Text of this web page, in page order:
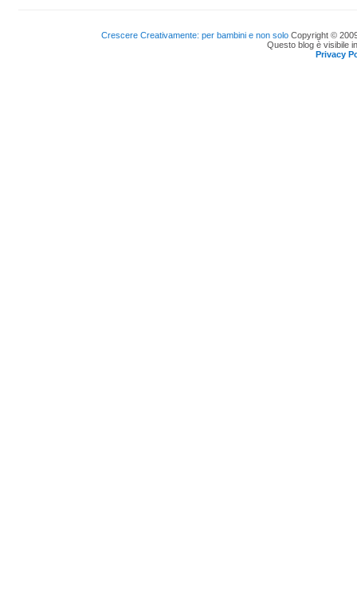
Crescere Creativamente: per bambini e non solo Copyright ©
Questo blog è visibile
Privacy